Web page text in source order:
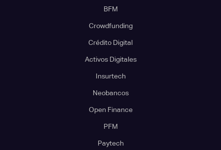
BFM
Crowdfunding
Crédito Digital
Activos Digitales
Insurtech
Neobancos
Open Finance
PFM
Paytech